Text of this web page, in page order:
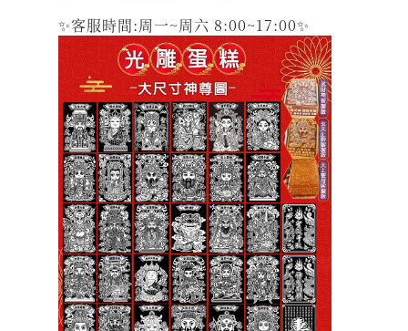
✨客服時間:周一~周六 8:00~17:00✨